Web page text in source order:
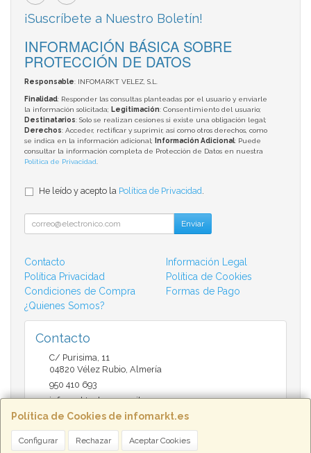
Política de Cookies de infomarkt.es
Configurar Rechazar Aceptar Cookies
¡Suscríbete a Nuestro Boletín!
INFORMACIÓN BÁSICA SOBRE
PROTECCIÓN DE DATOS
Responsable: INFOMARKT VELEZ, S.L.
Finalidad: Responder las consultas planteadas por el usuario y enviarle
la información solicitada; Legitimación: Consentimiento del usuario;
Destinatarios: Solo se realizan cesiones si existe una obligación legal;
Derechos: Acceder, rectificar y suprimir, así como otros derechos, como
se indica en la información adicional;
Información Adicional: Puede
consultar la información completa de Protección de Datos en nuestra
Política de Privacidad
He leído y acepto la Política de Privacidad
Enviar
Contacto
Información Legal
Política Privacidad
Política de Cookies
Condiciones de Compra
Formas de Pago
¿Quienes Somos?
Contacto
C/ Purisima, 11
04820 Vélez Rubio Almería
950 410 693
infomarktvelez@gmail.com
Horario